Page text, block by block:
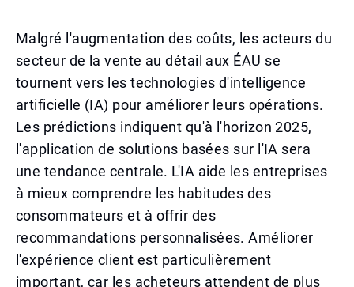
Malgré l'augmentation des coûts, les acteurs du
secteur de la vente au détail aux ÉAU se
tournent vers les technologies d'intelligence
artificielle (IA) pour améliorer leurs opérations.
Les prédictions indiquent qu'à l'horizon 2025,
l'application de solutions basées sur l'IA sera
une tendance centrale. L'IA aide les entreprises
à mieux comprendre les habitudes des
consommateurs et à offrir des
recommandations personnalisées. Améliorer
l'expérience client est particulièrement
important, car les acheteurs attendent de plus